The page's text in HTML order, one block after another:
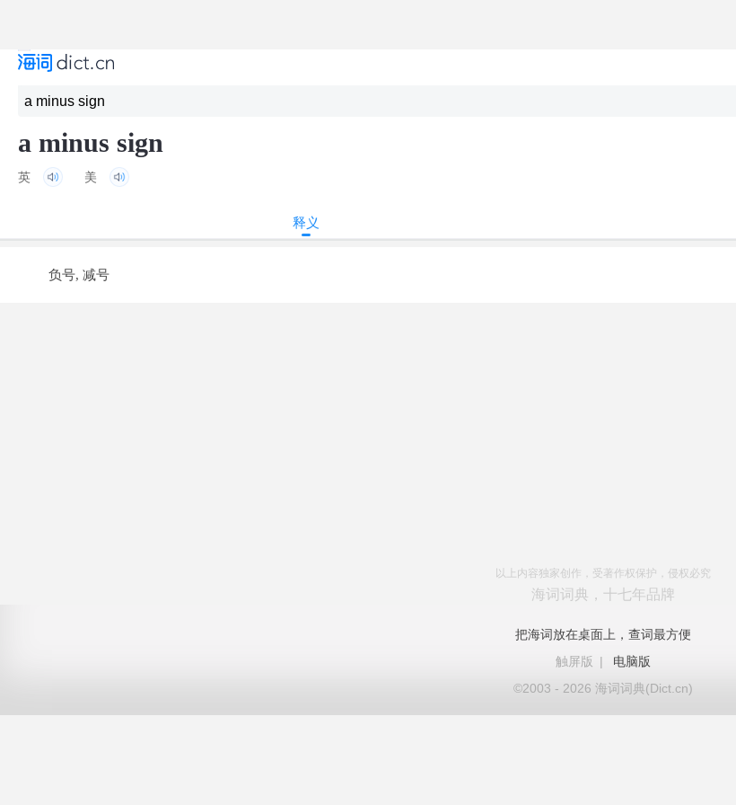
a minus sign
英 美
释义
负号, 减号
以上内容独家创作，受著作权保护，侵权必究
海词词典，十七年品牌
把海词放在桌面上，查词最方便
触屏版
|
电脑版
©2003 - 2026 海词词典(Dict.cn)